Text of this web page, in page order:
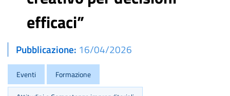
efficaci”
Pubblicazione 16/04/2026
Eventi Formazione